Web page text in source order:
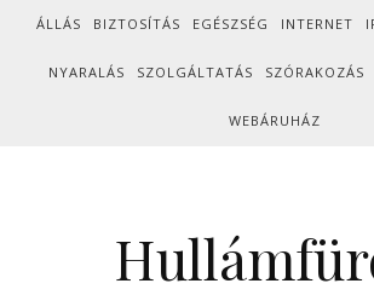
Skip to content
ÁLLÁS BIZTOSÍTÁS EGÉSZSÉG INTERNET
NYARALÁS SZOLGÁLTATÁS SZÓRAKOZÁS
WEBÁRUHÁZ